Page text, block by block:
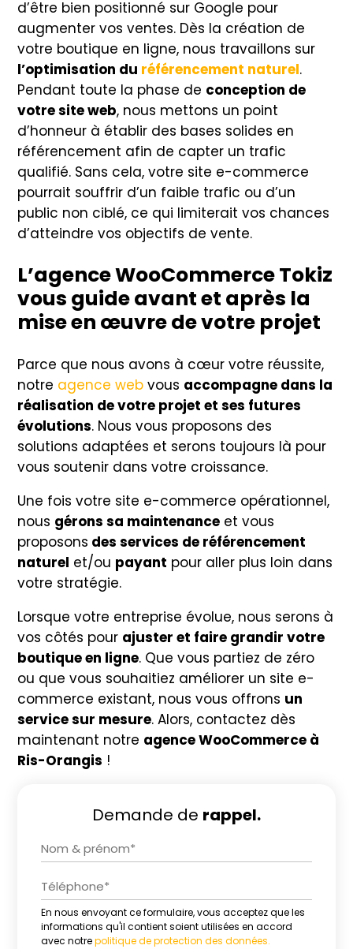
d’être bien positionné sur Google pour
augmenter vos ventes. Dès la création de
votre boutique en ligne, nous travaillons sur
l’optimisation du référencement naturel.
Pendant toute la phase de conception de
votre site web, nous mettons un point
d’honneur à établir des bases solides en
référencement afin de capter un trafic
qualifié. Sans cela, votre site e-commerce
pourrait souffrir d’un faible trafic ou d’un
public non ciblé, ce qui limiterait vos chances
d’atteindre vos objectifs de vente.
L’agence WooCommerce Tokiz
vous guide avant et après la
mise en œuvre de votre projet
Parce que nous avons à cœur votre réussite,
notre agence web vous accompagne dans la
réalisation de votre projet et ses futures
évolutions. Nous vous proposons des
solutions adaptées et serons toujours là pour
vous soutenir dans votre croissance.
Une fois votre site e-commerce opérationnel,
nous gérons sa maintenance et vous
proposons des services de référencement
naturel et/ou payant pour aller plus loin dans
votre stratégie.
Lorsque votre entreprise évolue, nous serons à
vos côtés pour ajuster et faire grandir votre
boutique en ligne. Que vous partiez de zéro
ou que vous souhaitiez améliorer un site e-
commerce existant, nous vous offrons un
service sur mesure. Alors, contactez dès
maintenant notre agence WooCommerce à
Ris-Orangis !
Demande de rappel.
En nous envoyant ce formulaire, vous acceptez que les
informations qu'il contient soient utilisées en accord
avec notrepolitique de protection des données.
Alternative: